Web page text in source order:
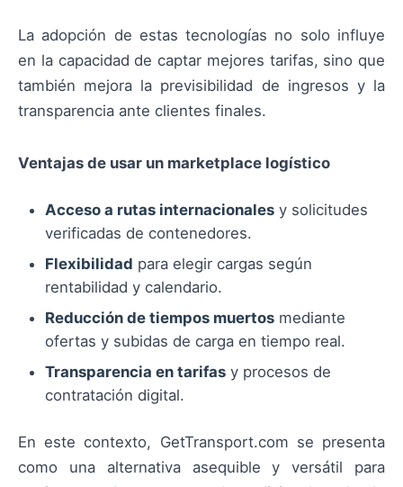
La adopción de estas tecnologías no solo influye
en la capacidad de captar mejores tarifas, sino que
también mejora la previsibilidad de ingresos y la
transparencia ante clientes finales.
Ventajas de usar un marketplace logístico
Acceso a rutas internacionales y solicitudes
verificadas de contenedores.
Flexibilidad para elegir cargas según
rentabilidad y calendario.
Reducción de tiempos muertos mediante
ofertas y subidas de carga en tiempo real.
Transparencia en tarifas y procesos de
contratación digital.
En este contexto, GetTransport.com se presenta
como una alternativa asequible y versátil para